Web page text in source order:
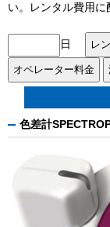
い。レンタル費用に
日
色差計